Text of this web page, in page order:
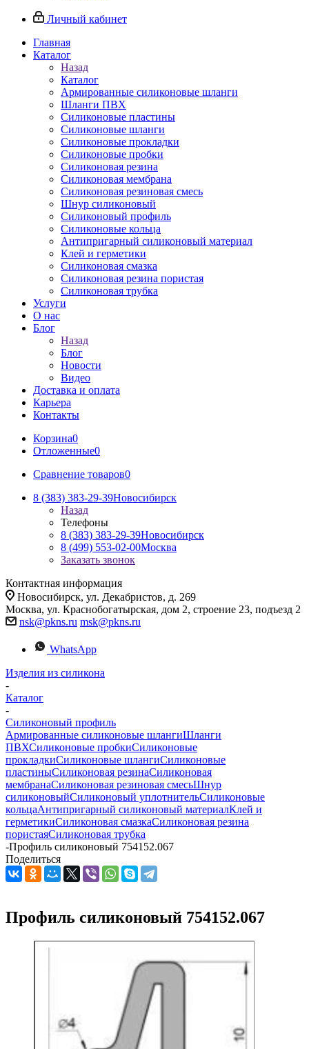
Личный кабинет
Главная
Каталог
Назад
Каталог
Армированные силиконовые шланги
Шланги ПВХ
Силиконовые пластины
Силиконовые шланги
Силиконовые прокладки
Силиконовые пробки
Силиконовая резина
Силиконовая мембрана
Силиконовая резиновая смесь
Шнур силиконовый
Силиконовый профиль
Силиконовые кольца
Антипригарный силиконовый материал
Клей и герметики
Силиконовая смазка
Силиконовая резина пористая
Силиконовая трубка
Услуги
О нас
Блог
Назад
Блог
Новости
Видео
Доставка и оплата
Карьера
Контакты
Корзина0
Отложенные0
Сравнение товаров0
8 (383) 383-29-39Новосибирск
Назад
Телефоны
8 (383) 383-29-39Новосибирск
8 (499) 553-02-00Москва
Заказать звонок
Контактная информация
Новосибирск, ул. Декабристов, д. 269
Москва, ул. Краснобогатырская, дом 2, строение 23, подъезд 2
nsk@pkns.ru msk@pkns.ru
WhatsApp
Изделия из силикона
-
Каталог
-
Силиконовый профиль
Армированные силиконовые шлангиШланги
ПВХСиликоновые пробкиСиликоновые
прокладкиСиликоновые шлангиСиликоновые
пластиныСиликоновая резинаСиликоновая
мембранаСиликоновая резиновая смесьШнур
силиконовыйСиликоновый уплотнительСиликоновые
кольцаАнтипригарный силиконовый материалКлей и
герметикиСиликоновая смазкаСиликоновая резина
пористаяСиликоновая трубка
-Профиль силиконовый 754152.067
Поделиться
Профиль силиконовый 754152.067